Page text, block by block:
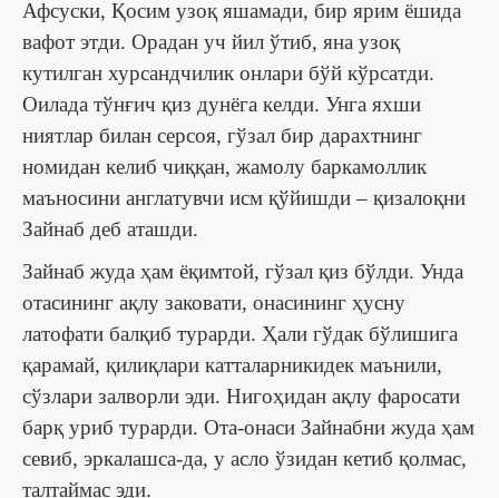
Афсуски, Қосим узоқ яшамади, бир ярим ёшида
вафот этди. Орадан уч йил ўтиб, яна узоқ
кутилган хурсандчилик онлари бўй кўрсатди.
Оилада тўнғич қиз дунёга келди. Унга яхши
ниятлар билан серсоя, гўзал бир дарахтнинг
номидан келиб чиққан, жамолу баркамоллик
маъносини англатувчи исм қўйишди – қизалоқни
Зайнаб деб аташди.
Зайнаб жуда ҳам ёқимтой, гўзал қиз бўлди. Унда
отасининг ақлу заковати, онасининг ҳусну
латофати балқиб турарди. Ҳали гўдак бўлишига
қарамай, қилиқлари катталарникидек маънили,
сўзлари залворли эди. Нигоҳидан ақлу фаросати
барқ уриб турарди. Ота-онаси Зайнабни жуда ҳам
севиб, эркалашса-да, у асло ўзидан кетиб қолмас,
талтаймас эди.